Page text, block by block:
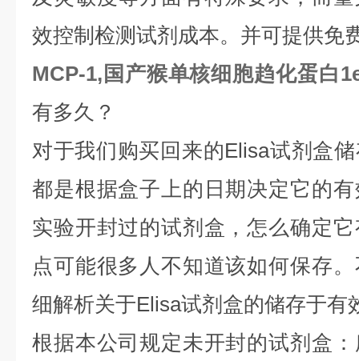
效控制检测试剂成本。并可提供免
MCP-1,国产猴单核细胞趋化蛋白
有多久？
对于我们购买回来的Elisa试剂盒
都是根据盒子上的日期决定它的
实验开封过的试剂盒，怎么确定
点可能很多人不知道该如何保存
细解析关于Elisa试剂盒的储存于有
根据本公司规定未开封的试剂盒